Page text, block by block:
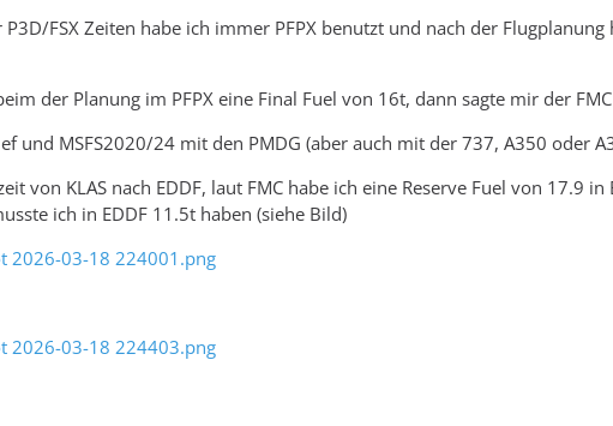
P3D/FSX Zeiten habe ich immer PFPX benutzt und nach der
der Planung im PFPX eine Final Fuel von 16t, dann sagte mir der
und MSFS2020/24 mit den PMDG (aber auch mit der 737, A350 oder
von KLAS nach EDDF, laut FMC habe ich eine Reserve Fuel von 17.9 in
ich in EDDF 11.5t haben (siehe Bild)
2026-03-18 224001.png
2026-03-18 224403.png